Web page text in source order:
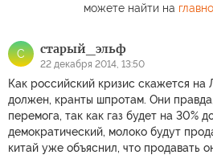
можете найти на
C cтарый_эльф
22 декабря 2014, 13:50
Как российский кризис скажется на
должен, кранты шпротам. Они
перемога, так как газ будет на 30%
демократический, молоко будут
китай уже объяснил, что продавать